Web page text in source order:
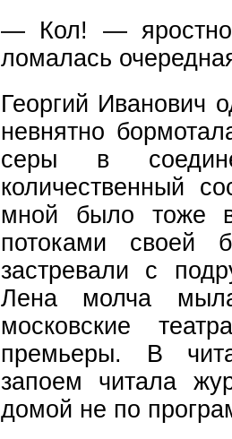
— Кол! — яростно
ломалась
Георгий Иванович
невнятно
серы в
количественный
мной было тоже
потоками своей
застревали с
Лена молча
московские
премьеры. В
запоем читала
домой не по